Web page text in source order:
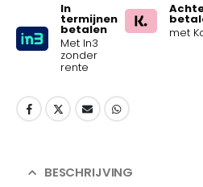
In
termijnen
betalen
Met In3
zonder
rente
met
BESCHRIJVING